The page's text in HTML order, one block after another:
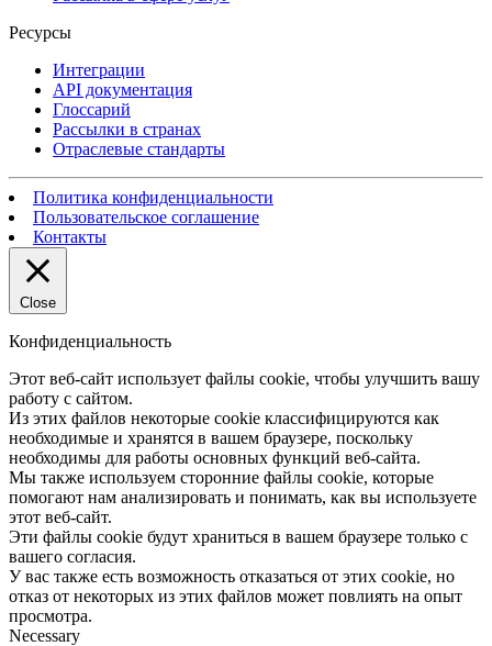
Ресурсы
Интеграции
API документация
Глоссарий
Рассылки в странах
Отраслевые стандарты
Политика конфиденциальности
Пользовательское соглашение
Контакты
Close
Конфиденциальность
Этот веб-сайт использует файлы cookie, чтобы улучшить вашу
работу с сайтом.
Из этих файлов некоторые cookie классифицируются как
необходимые и хранятся в вашем браузере, поскольку
необходимы для работы основных функций веб-сайта.
Мы также используем сторонние файлы cookie, которые
помогают нам анализировать и понимать, как вы используете
этот веб-сайт.
Эти файлы cookie будут храниться в вашем браузере только с
вашего согласия.
У вас также есть возможность отказаться от этих cookie, но
отказ от некоторых из этих файлов может повлиять на опыт
просмотра.
Necessary